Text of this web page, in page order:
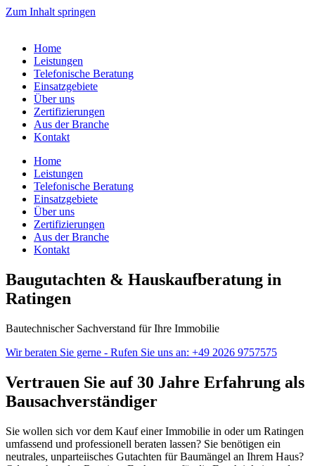
Zum Inhalt springen
Home
Leistungen
Telefonische Beratung
Einsatzgebiete
Über uns
Zertifizierungen
Aus der Branche
Kontakt
Home
Leistungen
Telefonische Beratung
Einsatzgebiete
Über uns
Zertifizierungen
Aus der Branche
Kontakt
Baugutachten & Hauskaufberatung in
Ratingen
Bautechnischer Sachverstand für Ihre Immobilie
Wir beraten Sie gerne - Rufen Sie uns an: +49 2026 9757575
Vertrauen Sie auf 30 Jahre Erfahrung als
Bausachverständiger
Sie wollen sich vor dem Kauf einer Immobilie in oder um Ratingen
umfassend und professionell beraten lassen? Sie benötigen ein
neutrales, unparteiisches Gutachten für Baumängel an Ihrem Haus?